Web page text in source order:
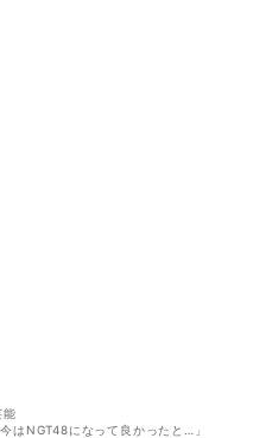
能
はNGT48になって良かったと…」